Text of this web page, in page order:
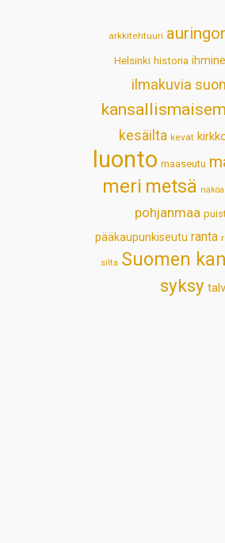
arkkitehtuuri
Helsinki historia
ilmakuvia
kesäilta kevät
luonto maaseutu
meri metsä
pohjanmaa
pääkaupunkiseutu ranta
silta Suomen
syksy